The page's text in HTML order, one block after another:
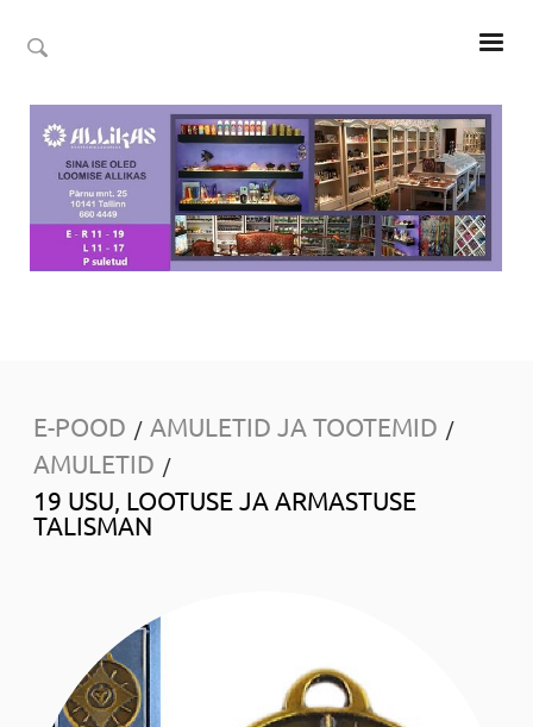
E-POOD / AMULETID JA TOOTEMID /
AMULETID /
19 USU, LOOTUSE JA ARMASTUSE
TALISMAN